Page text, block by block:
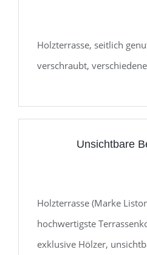
Holzterrasse, seitlich
verschraubt,
Unsichtbare
Holzterrasse (Marke
hochwertigste
exklusive Hölzer,